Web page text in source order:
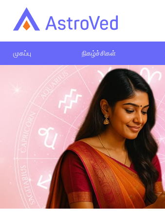
முகப்பு நிகழ்ச்சிகள்